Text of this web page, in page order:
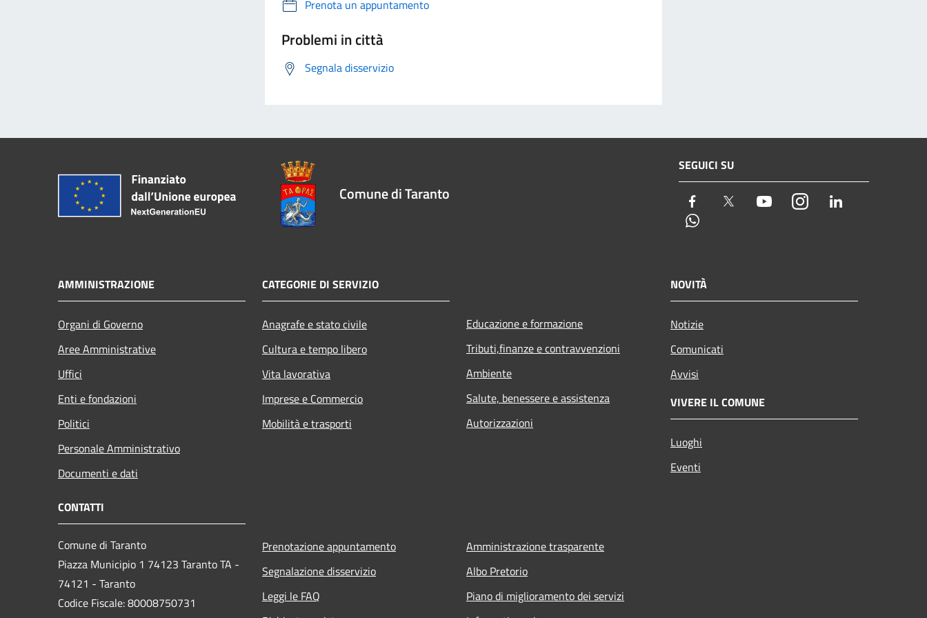
Prenota un appuntamento
Problemi in città
Segnala disservizio
Comune di Taranto
SEGUICI SU
Facebook Twitter YoutubeInstagram
AMMINISTRAZIONE
Organi di Governo
Aree Amministrative
Uffici
Enti e fondazioni
Politici
Personale Amministrativo
Documenti e dati
CATEGORIE DI SERVIZIO
Anagrafe e stato civile
Cultura e tempo libero
Vita lavorativa
Imprese e Commercio
Mobilità e trasporti
Educazione e formazione
Tributi,finanze e contravvenzioni
Ambiente
Salute, benessere e assistenza
Autorizzazioni
NOVITÀ
Notizie
Comunicati
Avvisi
VIVERE IL COMUNE
Luoghi
Eventi
CONTATTI
Comune di Taranto
Piazza Municipio 1 74123 Taranto TA -
74121 - Taranto
Codice Fiscale: 80008750731
Prenotazione appuntamento
Segnalazione disservizio
Leggi le FAQ
Amministrazione trasparente
Albo Pretorio
Piano di miglioramento dei servizi